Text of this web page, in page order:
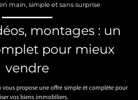
main, simple et sans surprise
montages : un
pour mieux
vendre
vous propose une offre simple et complète pour
vos biens immobiliers.